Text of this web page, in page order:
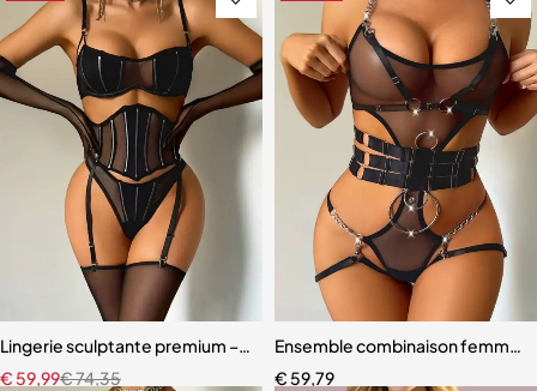
Lingerie sculptante premium – Ensemble cinq pièces en maille ultra-
€74,35
€ 59,99
Ensemble combinaison femme
€ 59,79